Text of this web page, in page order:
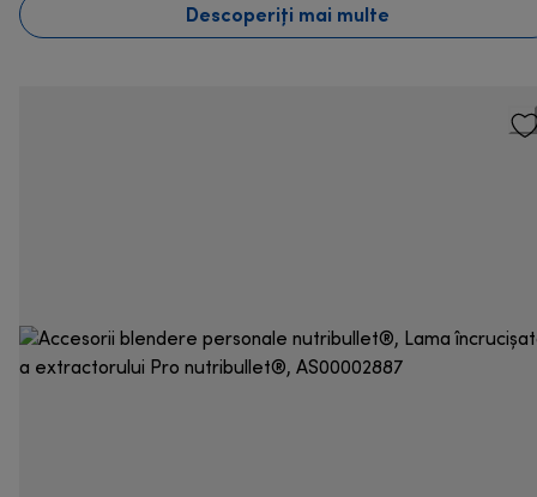
Descoperiți mai multe